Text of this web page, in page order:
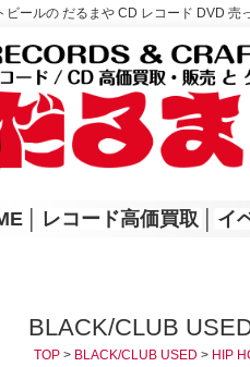
ールの だるまや CD レコード DVD
レコード高価買取 イ
BLACK/CLUB
TOP > BLACK/CLUB USED > HIP